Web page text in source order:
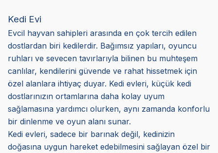
Kedi Evi
Evcil hayvan sahipleri arasında en çok tercih edilen
dostlardan biri kedilerdir. Bağımsız yapıları, oyuncu
ruhları ve sevecen tavırlarıyla bilinen bu muhteşem
canlılar, kendilerini güvende ve rahat hissetmek için
özel alanlara ihtiyaç duyar. Kedi evleri, küçük kedi
dostlarınızın ortamlarına daha kolay uyum
sağlamasına yardımcı olurken, aynı zamanda konforlu
bir dinlenme ve oyun alanı sunar.
Kedi evleri, sadece bir barınak değil, kedinizin
doğasına uygun hareket edebilmesini sağlayan özel bir